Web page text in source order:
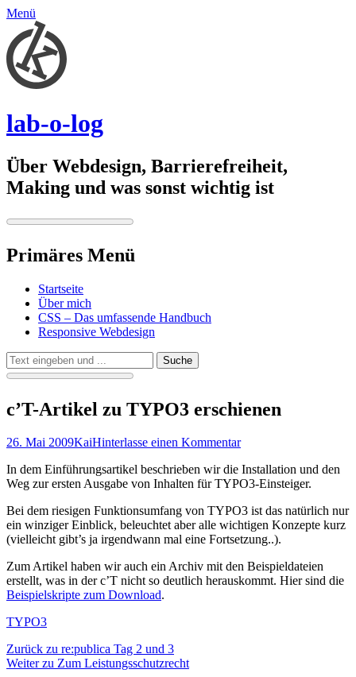
Menü
lab-o-log
Über Webdesign, Barrierefreiheit,
Making und was sonst wichtig ist
Primäres Menü
Springe
zum
Inhalt
Startseite
Über mich
CSS – Das umfassende Handbuch
Responsive Webdesign
Suchen
Suche
nach:
c’T-Artikel zu TYPO3 erschienen
Veröffentlicht
26. Mai 2009Autor
KaiHinterlasse einen Kommentar
In dem Einführungsartikel beschrieben wir die Installation und den
Weg zur ersten Ausgabe von Inhalten für TYPO3-Einsteiger.
Bei dem riesigen Funktionsumfang von TYPO3 ist das natürlich nur
ein winziger Einblick, beleuchtet aber alle wichtigen Konzepte kurz
(vielleicht gibt’s ja irgendwann mal eine Fortsetzung..).
Zum Artikel haben wir auch ein Archiv mit den Beispieldateien
erstellt, was in der c’T nicht so deutlich herauskommt. Hier sind die
Beispielskripte zum Download.
Kategorien
TYPO3
Beitragsnavigation
Zurück zu Vorheriger
Beitrag:
re:publica Tag 2 und 3
Weiter zu Nächster
Zum Leistungsschutzrecht